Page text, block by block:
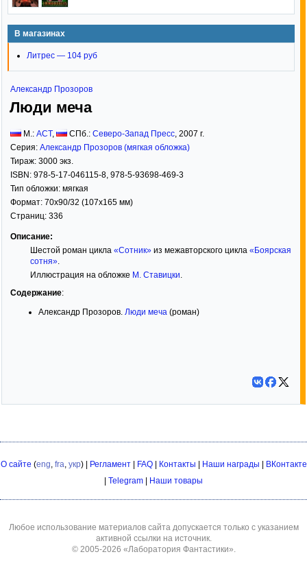
В магазинах
Литрес — 104 руб
Александр Прозоров
Люди меча
М.: АСТ, СПб.: Северо-Запад Пресс 2007 г.
Серия: Александр Прозоров (мягкая обложка)
Тираж: 3000 экз.
ISBN: 978-5-17-046115-8, 978-5-93698-469-3
Тип обложки: мягкая
Формат: 70x90/32 (107x165 мм)
Страниц: 336
Описание:
Шестой роман цикла «Сотник»из межавторского цикла «Боярская
сотня».
Иллюстрация на обложке М. Ставицки
Содержание:
Александр Прозоров. Люди меча (роман)
О сайте (eng, fra, укр) | Регламент| FAQ| Контакты Наши награды
ВКонтакте
Telegram Наши товары
Любое использование материалов сайта допускается только с указанием
активной ссылки на источник.
© 2005-2026 «Лаборатория Фантастики».